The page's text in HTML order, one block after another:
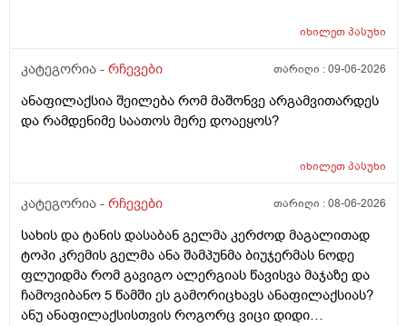
იხილეთპასუხი
კატეგორია - რჩევები თარიღი :09-06-2026
ანაფილაქსია შეილება რომ მაშონვე არგამვითარდეს
და რამდენიმე საათოს მერე დოაეყოს?
იხილეთპასუხი
კატეგორია - რჩევები თარიღი :08-06-2026
სახის და ტანის დასაბან გელმა კერძოდ მაგალითად
ტოპი კრემის გელმა ანა შამპუნმა ბიუჯერმას ნოდე
ფლუიდმა რომ გავიგო ალერგიას წავისვა მაჯაზე და
ჩამოვიბანო 5 წამში ეს გამორიცხავს ანაფილაქსიას?
ანუ ანაფილაქსისთვის როგორც ვიცი დიდი